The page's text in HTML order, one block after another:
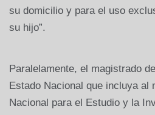
su domicilio y para el uso
su hijo”.
Paralelamente, el magistrado
Estado Nacional que incluya al
Nacional para el Estudio y la